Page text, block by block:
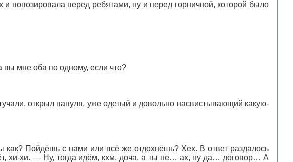
перед ребятами, ну и перед горничной, которой было
мне оба по одному, если что?
открыл папуля, уже одетый и довольно насвистывающий какую-
Пойдёшь с нами или всё же отдохнёшь? Хех. В ответ раздалось
хи-хи. — Ну, тогда идём, кхм, доча, а ты не… ах, ну да… договор… А